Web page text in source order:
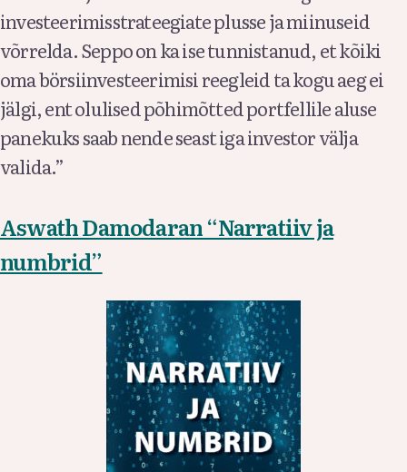
investeerimisstrateegiate plusse ja miinuseid
võrrelda. Seppo on ka ise tunnistanud, et kõiki
oma börsiinvesteerimisi reegleid ta kogu aeg ei
jälgi, ent olulised põhimõtted portfellile aluse
panekuks saab nende seast iga investor välja
valida.”
Aswath Damodaran “Narratiiv ja
numbrid”